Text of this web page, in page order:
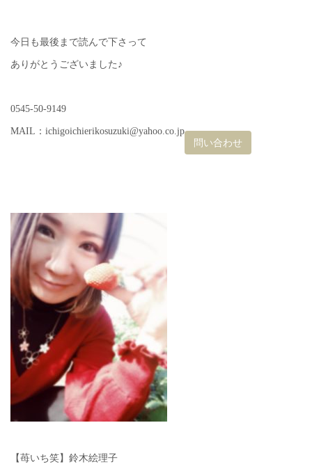
今日も最後まで読んで下さって
ありがとうございました♪
0545-50-9149
MAIL：ichigoichierikosuzuki@yahoo.co.jp
問い合わせ
【苺いち笑】鈴木絵理子